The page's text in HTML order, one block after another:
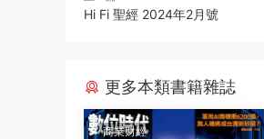
Hi Fi 聖經 2024年2月號
更多本類書籍雜誌
商業财經